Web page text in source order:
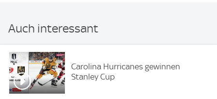
Auch interessant
Carolina Hurricanes gewinnen
Stanley Cup